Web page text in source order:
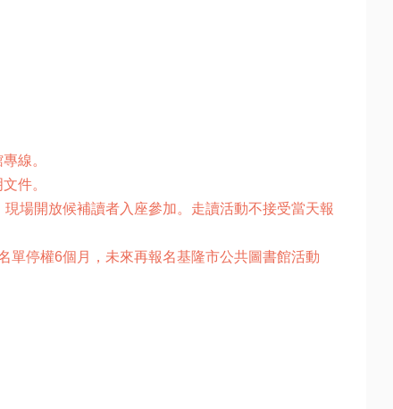
線。
件。
場開放候補讀者入座參加。走讀活動不接受當天報
停權6個月，未來再報名基隆市公共圖書館活動